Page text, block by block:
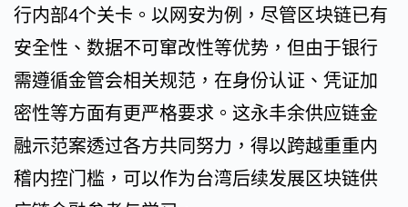
行内部4个关卡。以网安为例，尽管区块链已有
安全性、数据不可窜改性等优势，但由于银行
需遵循金管会相关规范，在身份认证、凭证加
密性等方面有更严格要求。这永丰余供应链金
融示范案透过各方共同努力，得以跨越重重内
稽内控门槛，可以作为台湾后续发展区块链供